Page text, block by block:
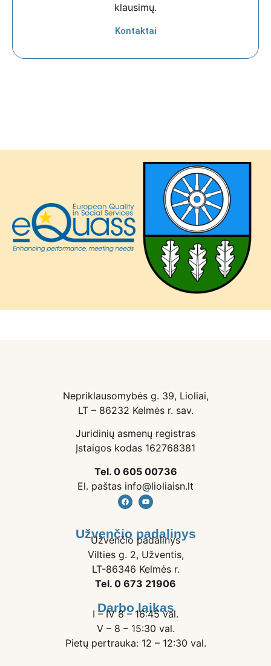
klausimų.
Kontaktai
Nepriklausomybės g. 39, Lioliai,
LT – 86232 Kelmės r. sav.
Juridinių asmenų registras
Įstaigos kodas 162768381
Tel. 0 605 00736
El. paštas info@lioliaisn.lt
Užvenčio padalinys
Užvenčio padalinys
Vilties g. 2, Užventis,
LT-86346 Kelmės r.
Tel. 0 673 21906
Darbo laikas
I – IV 8 – 16:45 val.
V – 8 – 15:30 val.
Pietų pertrauka: 12 – 12:30 val.